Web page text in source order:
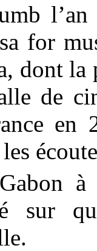
for
dont la
de
en
sur